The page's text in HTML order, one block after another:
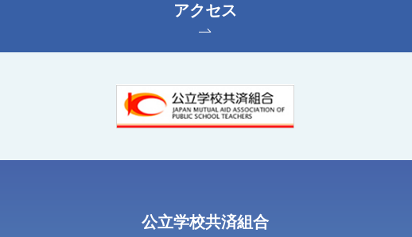
アクセス
公⽴学校共済組合